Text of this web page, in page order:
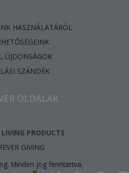
HASZNÁLATÁRÓL
ÚJDONSÁGOK
SZÁNDÉK
OLDALAK
LIVING PRODUCTS
GIVING
Minden jog fenntartva.